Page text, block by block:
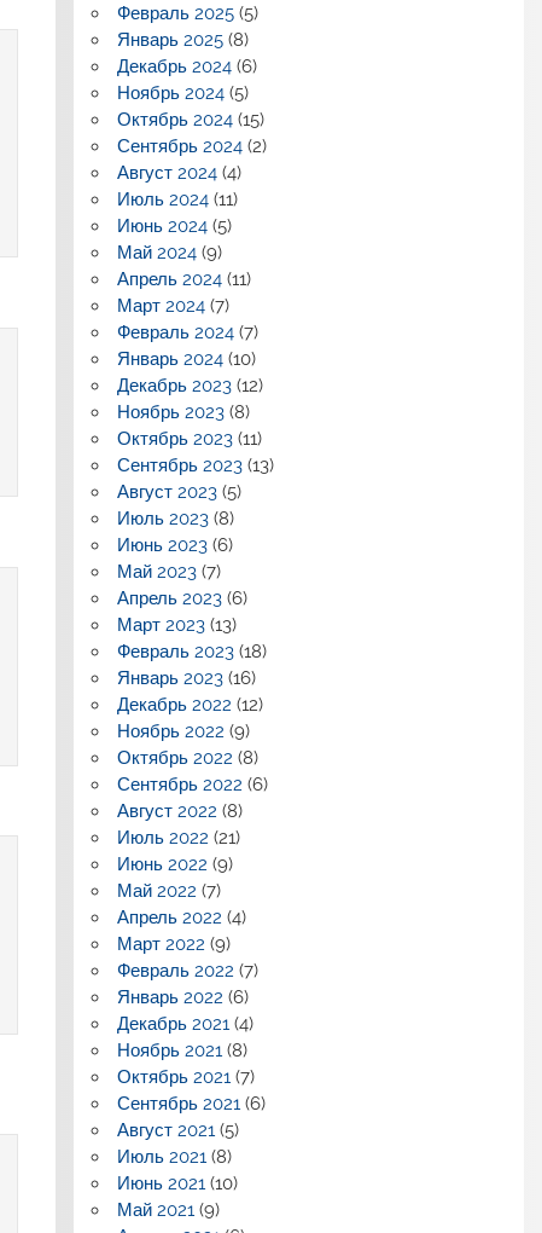
Февраль 2025 (5)
Январь 2025 (8)
Декабрь 2024 (6)
Ноябрь 2024 (5)
Октябрь 2024 (15)
Сентябрь 2024 (2)
Август 2024 (4)
Июль 2024 (11)
Июнь 2024 (5)
Май 2024 (9)
Апрель 2024 (11)
Март 2024 (7)
Февраль 2024 (7)
Январь 2024 (10)
Декабрь 2023 (12)
Ноябрь 2023 (8)
Октябрь 2023 (11)
Сентябрь 2023 (13)
Август 2023 (5)
Июль 2023 (8)
Июнь 2023 (6)
Май 2023 (7)
Апрель 2023 (6)
Март 2023 (13)
Февраль 2023 (18)
Январь 2023 (16)
Декабрь 2022 (12)
Ноябрь 2022 (9)
Октябрь 2022 (8)
Сентябрь 2022 (6)
Август 2022 (8)
Июль 2022 (21)
Июнь 2022 (9)
Май 2022 (7)
Апрель 2022 (4)
Март 2022 (9)
Февраль 2022 (7)
Январь 2022 (6)
Декабрь 2021 (4)
Ноябрь 2021 (8)
Октябрь 2021 (7)
Сентябрь 2021 (6)
Август 2021 (5)
Июль 2021 (8)
Июнь 2021 (10)
Май 2021 (9)